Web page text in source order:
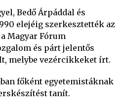
Bedő Árpáddal és
elejéig szerkesztették az
Magyar Fórum
és párt jelentős
melybe vezércikkeket írt.
főként egyetemistáknak
tanít.